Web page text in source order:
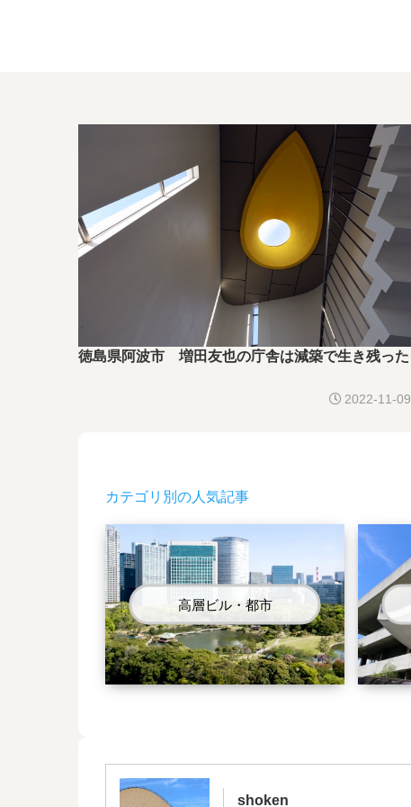
徳島県阿波市 増田友也の庁舎は減築で生き残った
2022-11-09
カテゴリ別の人気記事
高層ビル・都市
shoken